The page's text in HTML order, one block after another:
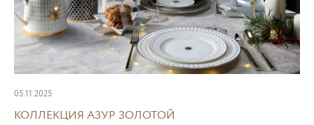
05.11.2025
КОЛЛЕКЦИЯ АЗУР ЗОЛОТОЙ